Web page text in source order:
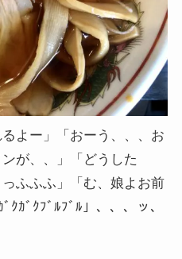
よー」「おーう、、、お
が、、」「どうした
ふふふ」「む、娘よお前
ｶﾞｸﾌﾞﾙﾌﾞﾙ」、、、ッ、